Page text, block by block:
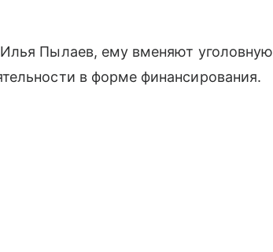
Пылаев, ему вменяют уголовную
в форме финансирования.